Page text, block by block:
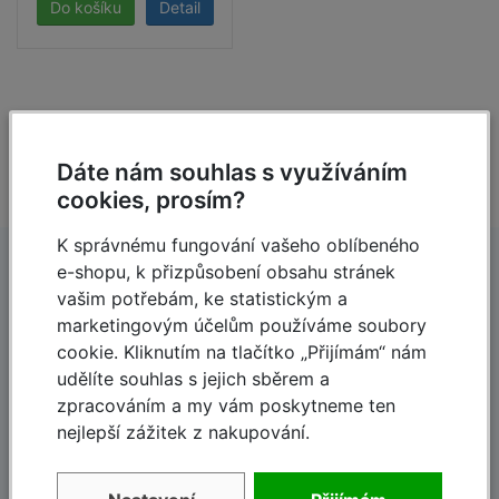
Výška podlážky cca mB 0,90
Půdorys max. m
Velikost podlážky m 1,50 x 0,60
Hmotnost cca kg 30,0
Přepravní
rozměry
Délka cca m 1,70
Šířka cca m 0,77
Výška cca m 0,21
Číslo výrobku 710734
Detail
Dlouholetá tradice
120-letá tradice,
založeno 1900
Rychlé dodání
Dodávky do 48 hodin
Dáte nám souhlas s využíváním
cookies, prosím?
K správnému fungování vašeho oblíbeného
e-shopu, k přizpůsobení obsahu stránek
vašim potřebám, ke statistickým a
marketingovým účelům používáme soubory
cookie. Kliknutím na tlačítko „Přijímám“ nám
udělíte souhlas s jejich sběrem a
zpracováním a my vám poskytneme ten
nejlepší zážitek z nakupování.